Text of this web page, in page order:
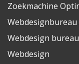
Zoekmachine
Webdesignbureau
Webdesign bureau
Webdesign